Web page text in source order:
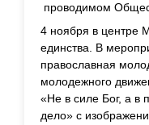
проводимом
4 ноября в центре
единства. В
православная
молодежного
«Не в силе Бог, а в
дело» с